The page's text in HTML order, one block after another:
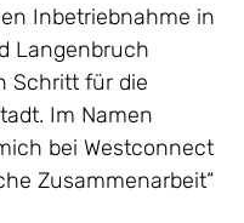
Inbetriebnahme in
Langenbruch
Schritt für die
Im Namen
bei Westconnect
Zusammenarbeit“